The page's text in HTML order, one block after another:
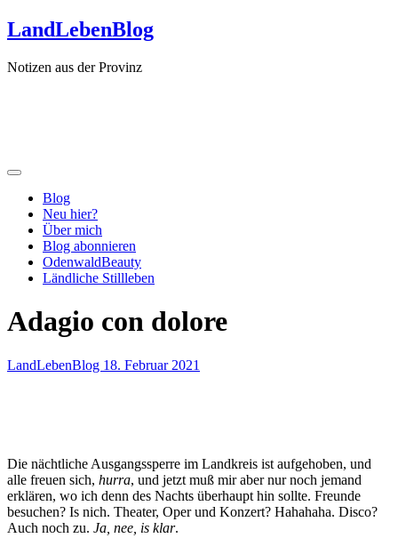
Zum
Inhalt
LandLebenBlog
Notizen aus der Provinz
Blog
Neu hier?
Über mich
Blog abonnieren
OdenwaldBeauty
Ländliche Stillleben
Adagio con dolore
LandLebenBlog 18. Februar 2021
Die nächtliche Ausgangssperre im Landkreis ist aufgehoben, und
alle freuen sich, hurra, und jetzt muß mir aber nur noch jemand
erklären, wo ich denn des Nachts überhaupt hin sollte. Freunde
besuchen? Is nich. Theater, Oper und Konzert? Hahahaha. Disco?
Auch noch zu. Ja, nee, is klar.